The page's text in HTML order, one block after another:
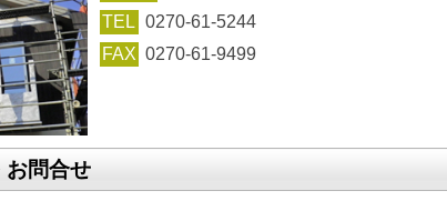
TEL 0270-61-5244
FAX 0270-61-9499
お問合せ